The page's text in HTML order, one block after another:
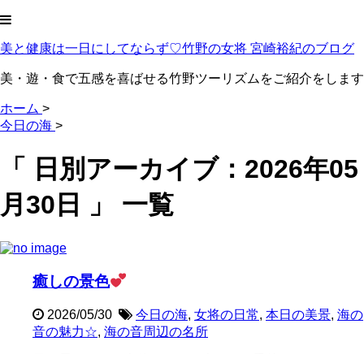
美と健康は一日にしてならず♡竹野の女将 宮崎裕紀のブログ
美・遊・食で五感を喜ばせる竹野ツーリズムをご紹介をします
ホーム >
今日の海 >
「 日別アーカイブ：2026年05
月30日 」 一覧
癒しの景色
2026/05/30 今日の海, 女将の日常, 本日の美景, 海の
音の魅力☆, 海の音周辺の名所